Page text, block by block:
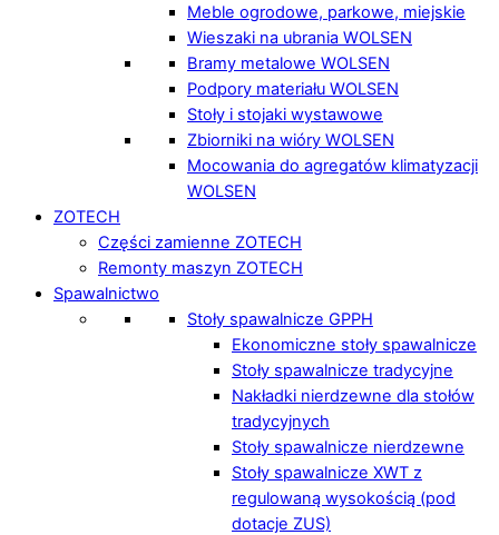
Meble ogrodowe, parkowe, miejskie
Wieszaki na ubrania WOLSEN
Bramy metalowe WOLSEN
Podpory materiału WOLSEN
Stoły i stojaki wystawowe
Zbiorniki na wióry WOLSEN
Mocowania do agregatów klimatyzacji
WOLSEN
ZOTECH
Części zamienne ZOTECH
Remonty maszyn ZOTECH
Spawalnictwo
Stoły spawalnicze GPPH
Ekonomiczne stoły spawalnicze
Stoły spawalnicze tradycyjne
Nakładki nierdzewne dla stołów
tradycyjnych
Stoły spawalnicze nierdzewne
Stoły spawalnicze XWT z
regulowaną wysokością (pod
dotacje ZUS)